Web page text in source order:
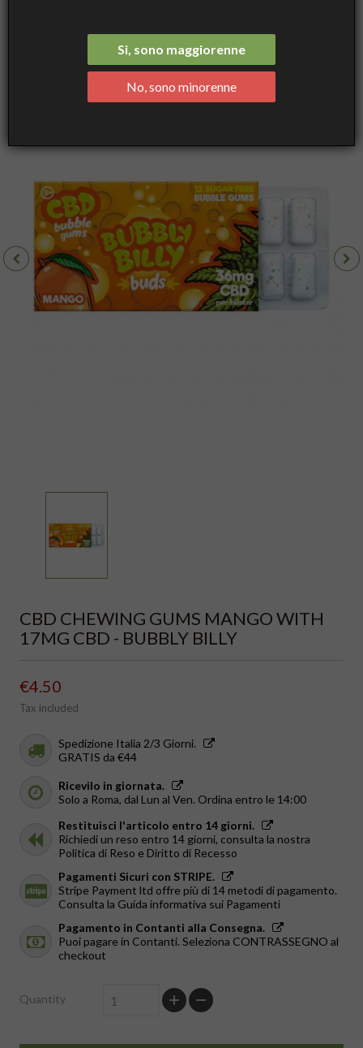
CBD CHEWING GUMS MANGO WITH
17MG CBD - BUBBLY BILLY
€4.50
Tax included
Spedizione Italia 2/3 Giorni.
GRATIS da €44
Ricevilo in giornata.
Solo a Roma, dal Lun al Ven. Ordina entro le 14:00
Restituisci l'articolo entro 14 giorni.
Richiedi un reso entro 14 giorni, consulta la nostra
Politica di Reso e Diritto di Recesso
Pagamenti Sicuri con STRIPE.
Stripe Payment ltd offre più di 14 metodi di pagamento.
Consulta la Guida informativa sui Pagamenti
Pagamento in Contanti alla Consegna.
Puoi pagare in Contanti. Seleziona CONTRASSEGNO al
checkout
Quantity
Si, sono maggiorenne
No, sono minorenne